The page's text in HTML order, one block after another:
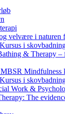
velvære i naturen
i
& Therapy –
Mindfulness
i
Work &
The